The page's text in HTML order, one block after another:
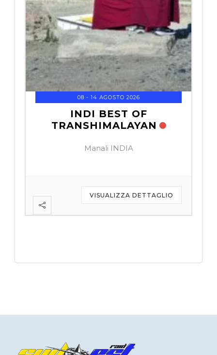
08 - 14 AGOSTO 2026
INDI BEST OF
TRANSHIMALAYAN
Manali INDIA
VISUALIZZA DETTAGLIO